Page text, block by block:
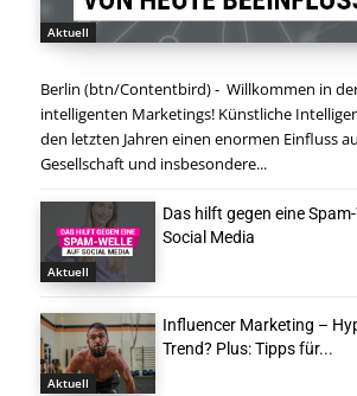
Aktuell
Berlin (btn/Contentbird) - Willkommen in
intelligenten Marketings! Künstliche
den letzten Jahren einen enormen Einfluss
Gesellschaft und insbesondere...
Aktuell
Das hilft gegen eine
Social Media
Aktuell
Influencer Marketing –
Trend? Plus: Tipps für...